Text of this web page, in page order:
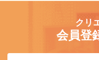
クリ
会員登